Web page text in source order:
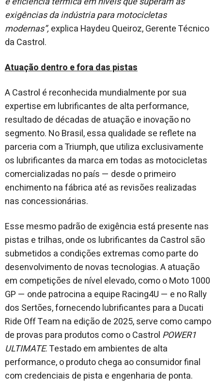
exigências da indústria para motocicletas
modernas”, explica Haydeu Queiroz, Gerente Técnico
da Castrol.
Atuação dentro e fora das pistas
A Castrol é reconhecida mundialmente por sua
expertise em lubrificantes de alta performance,
resultado de décadas de atuação e inovação no
segmento. No Brasil, essa qualidade se reflete na
parceria com a Triumph, que utiliza exclusivamente
os lubrificantes da marca em todas as motocicletas
comercializadas no país — desde o primeiro
enchimento na fábrica até as revisões realizadas
nas concessionárias.
Esse mesmo padrão de exigência está presente nas
pistas e trilhas, onde os lubrificantes da Castrol são
submetidos a condições extremas como parte do
desenvolvimento de novas tecnologias. A atuação
em competições de nível elevado, como o Moto 1000
GP — onde patrocina a equipe Racing4U — e no Rally
dos Sertões, fornecendo lubrificantes para a Ducati
Ride Off Team na edição de 2025, serve como campo
de provas para produtos como o Castrol POWER1
ULTIMATE. Testado em ambientes de alta
performance, o produto chega ao consumidor final
com credenciais de pista e engenharia de ponta.